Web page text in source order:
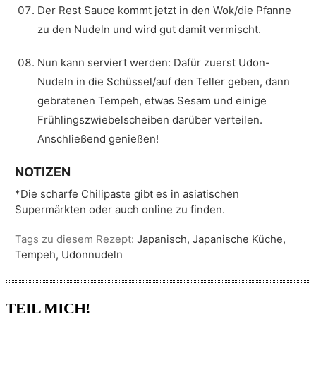
Der Rest Sauce kommt jetzt in den Wok/die Pfanne
zu den Nudeln und wird gut damit vermischt.
Nun kann serviert werden: Dafür zuerst Udon-
Nudeln in die Schüssel/auf den Teller geben, dann
gebratenen Tempeh, etwas Sesam und einige
Frühlingszwiebelscheiben darüber verteilen.
Anschließend genießen!
NOTIZEN
*Die scharfe Chilipaste gibt es in asiatischen
Supermärkten oder auch online zu finden.
Tags zu diesem Rezept: Japanisch, Japanische Küche,
Tempeh, Udonnudeln
TEIL MICH!